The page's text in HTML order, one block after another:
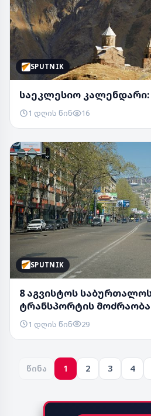
SPUTNIK
საეკლესიო კალენდარი:
1 დღის წინ 16
SPUTNIK
8 აგვისტოს
ტრანსპორტის
1 დღის წინ 29
წინა 1 2 3 4